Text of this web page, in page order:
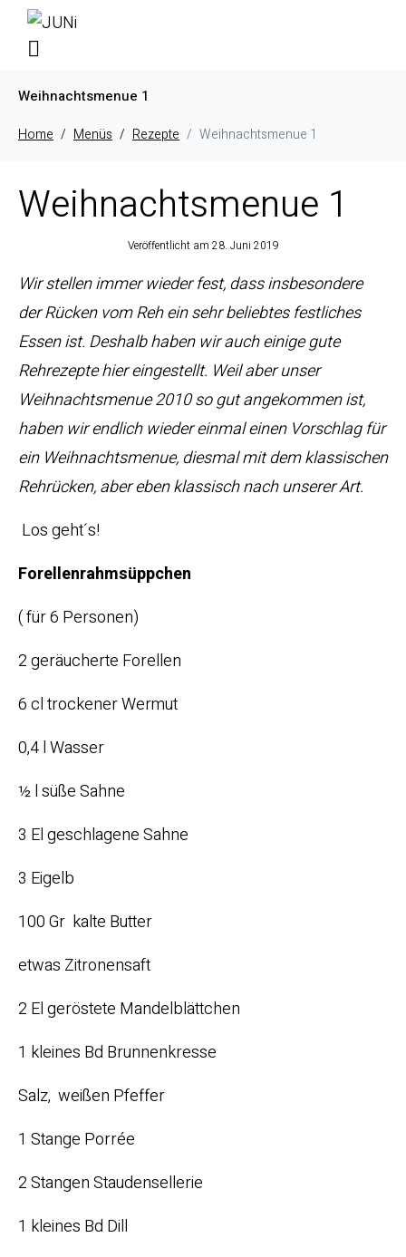
Weihnachtsmenue 1
Home Menüs Rezepte Weihnachtsmenue 1
Weihnachtsmenue 1
Veröffentlicht am 28. Juni 2019
Wir stellen immer wieder fest, dass insbesondere
der Rücken vom Reh ein sehr beliebtes festliches
Essen ist. Deshalb haben wir auch einige gute
Rehrezepte hier eingestellt. Weil aber unser
Weihnachtsmenue 2010 so gut angekommen ist,
haben wir endlich wieder einmal einen Vorschlag für
ein Weihnachtsmenue, diesmal mit dem klassischen
Rehrücken, aber eben klassisch nach unserer Art.
Los geht´s!
Forellenrahmsüppchen
( für 6 Personen)
2 geräucherte Forellen
6 cl trockener Wermut
0,4 l Wasser
½ l süße Sahne
3 El geschlagene Sahne
3 Eigelb
100 Gr kalte Butter
etwas Zitronensaft
2 El geröstete Mandelblättchen
1 kleines Bd Brunnenkresse
Salz, weißen Pfeffer
1 Stange Porrée
2 Stangen Staudensellerie
1 kleines Bd Dill